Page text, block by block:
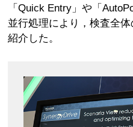
「Quick Entry」や「
並行処理により，検査全
紹介した。